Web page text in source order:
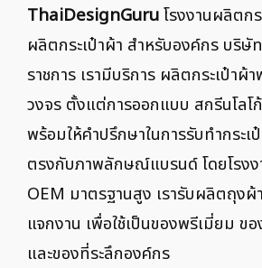
ThaiDesignGuruโรงงานผลิตก
ผลิตกระเป๋าผ้า สำหรับองค์กร บริษั
ราชการ เรามีบริการ ผลิตกระเป๋าผ้
วงจร ตั้งแต่การออกแบบ สกรีนโลโ
พร้อมให้คำปรึกษาในการรับทำกระเ
ตรงกับภาพลักษณ์แบรนด์ โดยโรงง
OEM มาตรฐานสูง เรารับผลิตถุงผ้
แจกงาน เพื่อใช้เป็นของพรีเมี่ยม
และของที่ระลึกองค์กร